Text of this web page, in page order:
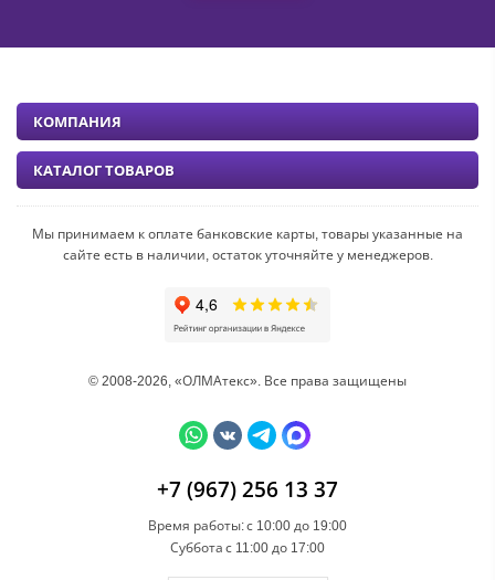
Мы принимаем к оплате банковские карты, товары указанные на
сайте есть в наличии, остаток уточняйте у менеджеров.
© 2008-2026, «ОЛМАтекс». Все права защищены
КОМПАНИЯ
КАТАЛОГ ТОВАРОВ
+7 (967) 256 13 37
Время работы:с 10:00 до 19:00
Субботас 11:00 до 17:00